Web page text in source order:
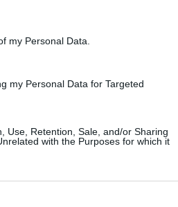
my Personal Data.
my Personal Data for Targeted
Use, Retention, Sale, and/or Sharing
with the Purposes for which it
per i suoi look estivi, un
e influencer. Ma perché il
un vero e proprio simbolo
del suo compagno
un outfit total white che ha
con allacciatura dietro il
la silhouette: è